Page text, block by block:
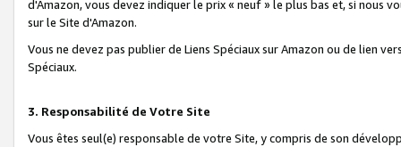
d'Amazon, vous devez indiquer le prix « neuf » le plus bas et, si nous
sur le Site d'Amazon.
Vous ne devez pas publier de Liens Spéciaux sur Amazon ou de lien
Spéciaux.
3. Responsabilité de Votre Site
Vous êtes seul(e) responsable de votre Site, y compris de son